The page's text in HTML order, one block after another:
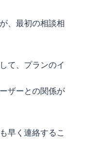
、最初の相談相
て、プランのイ
ザーとの関係が
早く連絡するこ